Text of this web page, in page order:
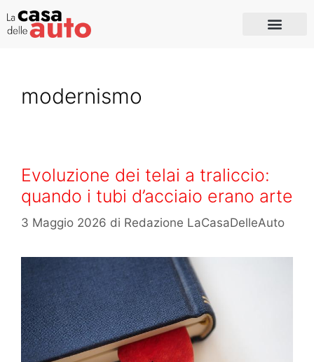
modernismo
Evoluzione dei telai a traliccio:
quando i tubi d’acciaio erano arte
3 Maggio 2026 di Redazione LaCasaDelleAuto